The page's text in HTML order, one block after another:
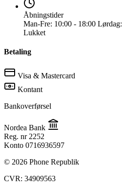
Åbningstider
Man-Fre: 10:00 - 18:00 Lørdag:
Lukket
Betaling
Visa & Mastercard
Kontant
Bankoverførsel
Nordea Bank
Reg. nr 2252
Konto 0716936597
© 2026 Phone Republik
CVR: 34909563